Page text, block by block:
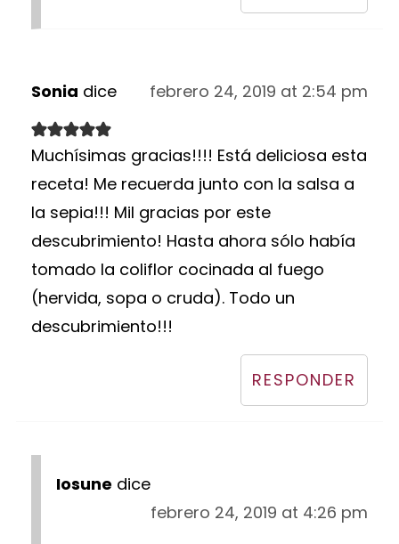
Sonia dice febrero 24, 2019 at 2:54 pm
Muchísimas gracias!!!! Está deliciosa esta
receta! Me recuerda junto con la salsa a
la sepia!!! Mil gracias por este
descubrimiento! Hasta ahora sólo había
tomado la coliflor cocinada al fuego
(hervida, sopa o cruda). Todo un
descubrimiento!!!
RESPONDER
Iosune dice
febrero 24, 2019 at 4:26 pm